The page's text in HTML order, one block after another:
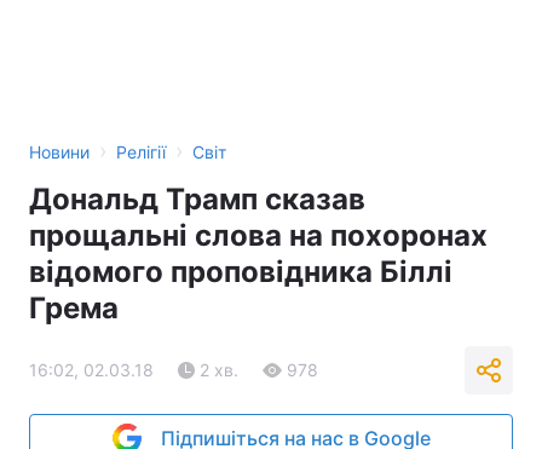
Новини › Релігії › Світ
Дональд Трамп сказав
прощальні слова на похоронах
відомого проповідника Біллі
Грема
16:02, 02.03.18 2 хв. 978
Підпишіться на нас в Google